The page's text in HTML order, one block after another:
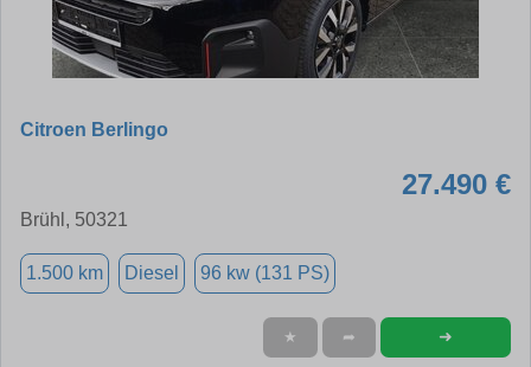
Citroen Berlingo
27.490 €
Brühl, 50321
1.500 km Diesel 96 kw (131 PS)
★ ➦ ➜